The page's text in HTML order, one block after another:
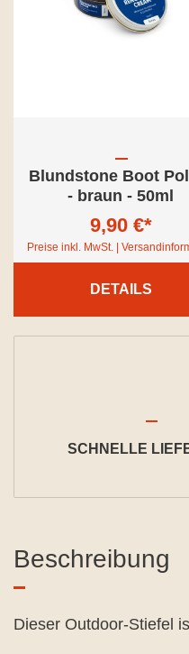
Blundstone Boot
- braun - 50ml
9,90 €*
DETAILS
SCHNELLE
Beschreibung
Dieser Outdoor-Stiefel